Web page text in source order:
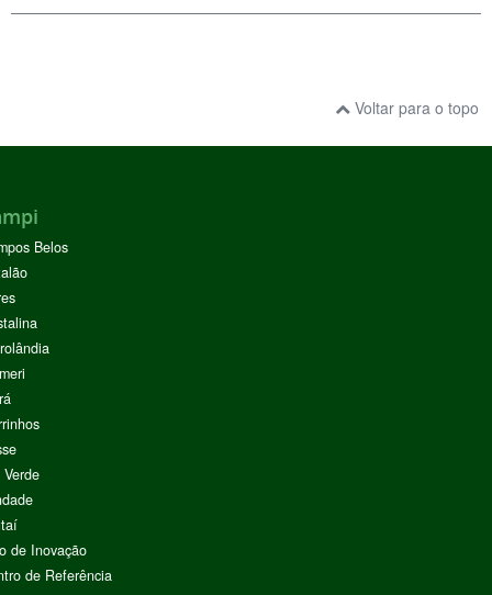
Voltar para o topo
Belos
de Inovação
de Referência